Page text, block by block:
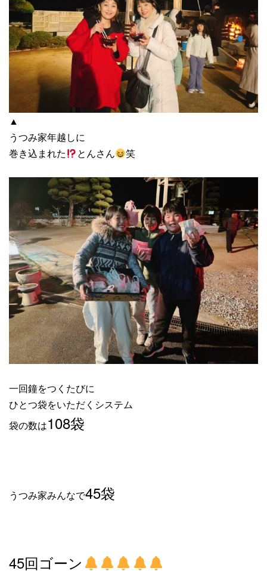
▲
うつみ家年越しに
巻き込まれた
とんさん 笑
一回鐘をつくたびに
ひとつ袋をいただくシステム
袋の数は108袋
うつみ家みんなで45袋
45回ゴーン